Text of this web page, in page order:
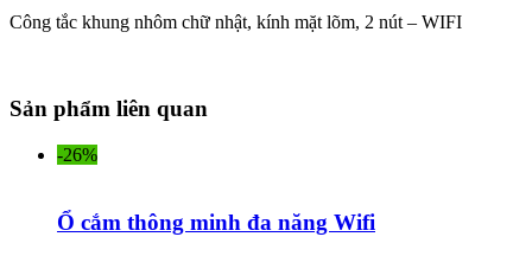
Công tắc khung nhôm chữ nhật, kính mặt lõm, 2 nút – WIFI
Sản phẩm liên quan
-26%
Ổ cắm thông minh đa năng Wifi